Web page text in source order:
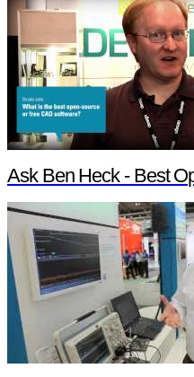
Ask Ben Heck - Best